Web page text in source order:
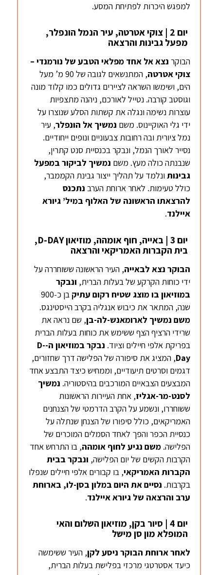
למפגש היכרות לפתיחת המסע.
יום 2 | צוקי אטרטה, עיר הנמל הונפלר,
מפעל גבינות והרצאה
הבוקר נצא אל אחד מפלאי הטבע של נורמנדי –
צוקיאטרטה
, המתנשאים לגובה של 90 מ’ מעל
הים, ושימשו השראה לציירים גדולים כמו קלוד מונה
וגוסטב קורבה. נטייל לאורכם, ניהנה מתצפיות
עוצרות נשימה ונגלה את קשתות הסלע שנוצרו על
ידי גלי האוקיינוס. משם נמשיך אל הונפלר, עיר
נמל ציורית ובה רחובות צבעוניים ונופים ייחודיים.
נסייר לאורך הנמל, ונבקר בכנסיית סנט קתרין,
שנבנתה כולה מעץ. משם נמשיך לביקור במפעל
גבינותונלמד על תהליך ייצור גבינת הקממבר,
כולל טעימות. לאחר ארוחת הערב נתכנס
להרצאתו הראשונה של האלוף במיל’ גיורא
איילנד.
יום 3 | באייה, חוף אומהה, מוזיאון D-DAY,
בית הקברות האמריקאי והרצאה
הבוקר נצא לבאייה, העיר הראשונה ששוחררה על
ידי כוחות הקרקע של בעלות הברית, ונבקר
במוזיאון בו מוצג שטיח רקום עתיק
בן כ-900
שנה, המתאר את כיבוש אנגליה בקרב הייסטינגס.
משם נמשיך לארומאנש-לה-בן, שם נראה את
שרידי הרציף הצף ששימש את כוחות בעלות הברית
בפריקת אלפי חיילים וציוד.
נבקר במוזיאון ה-D-
Day, המציג את סיפורה של הפלישה דרך שחזורים,
דגמים וסרטים תיעודיים, וממחיש כיצד התבצע אחד
המבצעים הצבאיים המורכבים בהיסטוריה. נמשיך
לסנט-מר-אגליז, אחת העיירות הראשונות
ששוחררו, ונשמע על הקרב הדרמטי של הצנחנים
האמריקאים, כולל סיפורו של הצנחן שנתלה על
כנסיית הכפר והפך לאחד הסמלים המוכרים של
הפלישה.משם נגיע לחוף אומהה, בו התרחש אחד
הקרבות הקשים של יום הפלישה, ונבקר בבית
הקברות האמריקאי, בו קבורים אלפי חיילים שנפלו
בקרבות. נסיים את היום במלון בסן-לו, בארוחת
ערב והרצאה של גיורא איילנד.
יום 4 | סיור בקן, מוזיאון השלום והאי
המופלא מון סן מישל
לאחר ארוחת הבוקר ניסע לקן, העיר ששימשה
כיעד אסטרטגי מרכזי בפלישת בעלות הברית,